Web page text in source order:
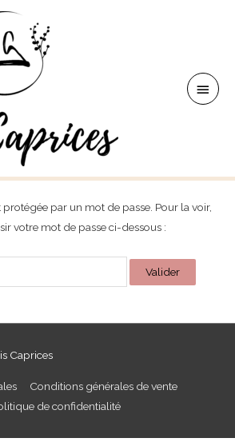
Menu
par un mot de passe. Pour la voir,
votre mot de passe ci-dessous :
Caprices
Conditions générales de vente
de confidentialité